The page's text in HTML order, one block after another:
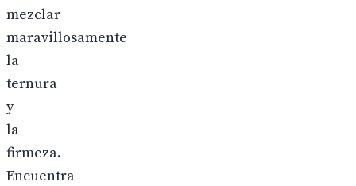
mezclar
maravillosamente
la
ternura
y
la
firmeza.
Encuentra